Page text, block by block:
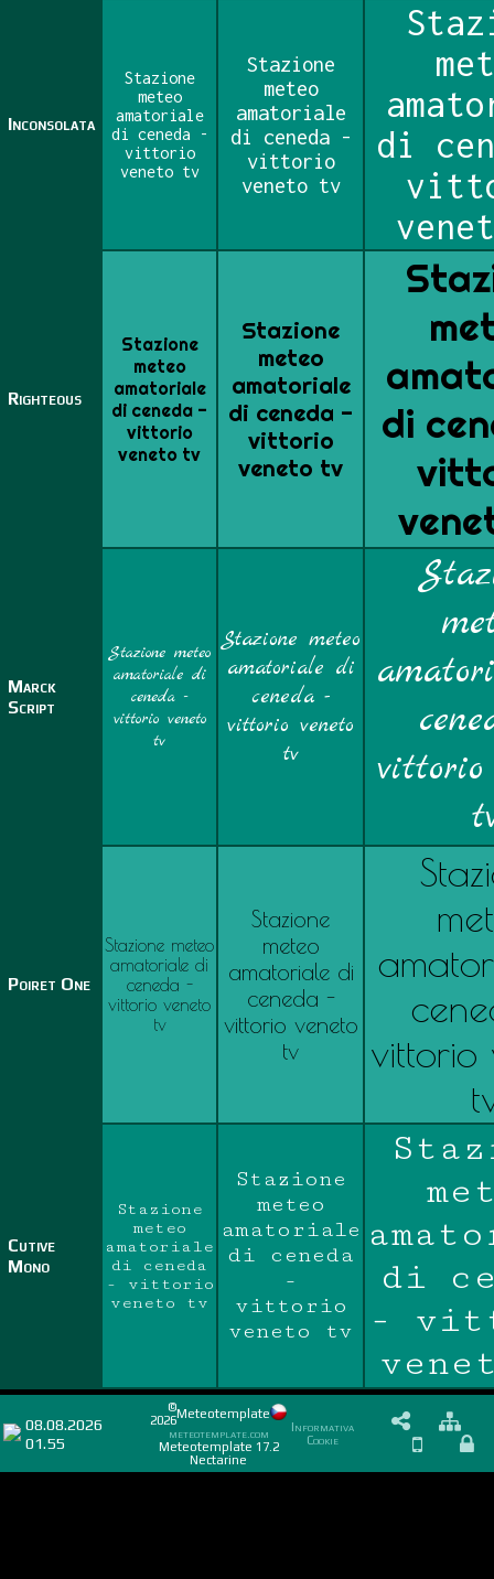
Inconsolata
Stazione
meteo
amatoriale
di ceneda -
vittorio
veneto tv
Stazione
meteo
amatoriale
di ceneda -
vittorio
veneto tv
di
Righteous
Stazione
meteo
amatoriale
di ceneda -
vittorio
veneto tv
Stazione
meteo
amatoriale
di ceneda -
vittorio
veneto tv
di
Marck
Script
Stazione meteo
amatoriale di
ceneda -
vittorio veneto
tv
Stazione meteo
amatoriale di
ceneda -
vittorio veneto
tv
vittorio
Poiret One
Stazione meteo
amatoriale di
ceneda -
vittorio veneto
tv
Stazione
meteo
amatoriale di
ceneda -
vittorio veneto
tv
vittorio
Cutive
Mono
Stazione
meteo
amatoriale
di ceneda
- vittorio
veneto tv
Stazione
meteo
amatoriale
di ceneda
-
vittorio
veneto tv
di
-
08.08.2026
01.55
©
2026Meteotemplate
meteotemplate.com
Meteotemplate 17.2
Nectarine
Informativa
Cookie